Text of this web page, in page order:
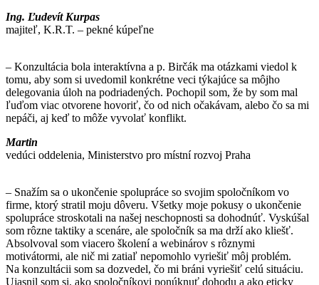
Ing. Ľudevít Kurpas
majiteľ, K.R.T. – pekné kúpeľne
– Konzultácia bola interaktívna a p. Birčák ma otázkami viedol k
tomu, aby som si uvedomil konkrétne veci týkajúce sa môjho
delegovania úloh na podriadených. Pochopil som, že by som mal
ľuďom viac otvorene hovoriť, čo od nich očakávam, alebo čo sa mi
nepáči, aj keď to môže vyvolať konflikt.
Martin
vedúci oddelenia, Ministerstvo pro místní rozvoj Praha
– Snažím sa o ukončenie spolupráce so svojim spoločníkom vo
firme, ktorý stratil moju dôveru. Všetky moje pokusy o ukončenie
spolupráce stroskotali na našej neschopnosti sa dohodnúť. Vyskúšal
som rôzne taktiky a scenáre, ale spoločník sa ma drží ako kliešť.
Absolvoval som viacero školení a webinárov s rôznymi
motivátormi, ale nič mi zatiaľ nepomohlo vyriešiť môj problém.
Na konzultácii som sa dozvedel, čo mi bráni vyriešiť celú situáciu.
Ujasnil som si, ako spoločníkovi ponúknuť dohodu a ako eticky